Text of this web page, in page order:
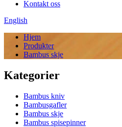
Kontakt oss
English
Hjem
Produkter
Bambus skje
Kategorier
Bambus kniv
Bambusgafler
Bambus skje
Bambus spisepinner